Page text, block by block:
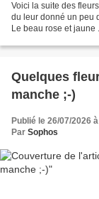
Voici la suite des
du leur donné un peu
Le beau rose et
Quelques
manche ;-)
Publié le 26/07/2026
Par Sophos